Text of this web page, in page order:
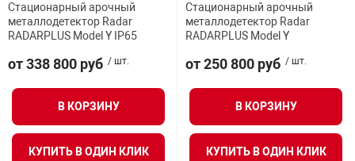
Стационарный арочный
металлодетектор Radar
RADARPLUS Model Y IP65
от 338 800 руб / шт.
В КОРЗИНУ
КУПИТЬ В ОДИН КЛИК
Стационарный арочный
металлодетектор Radar
RADARPLUS Model Y
от 250 800 руб / шт.
В КОРЗИНУ
КУПИТЬ В ОДИН КЛИК